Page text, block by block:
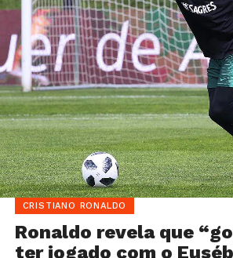
CRISTIANO RONALDO
Ronaldo revela que
ter jogado com o